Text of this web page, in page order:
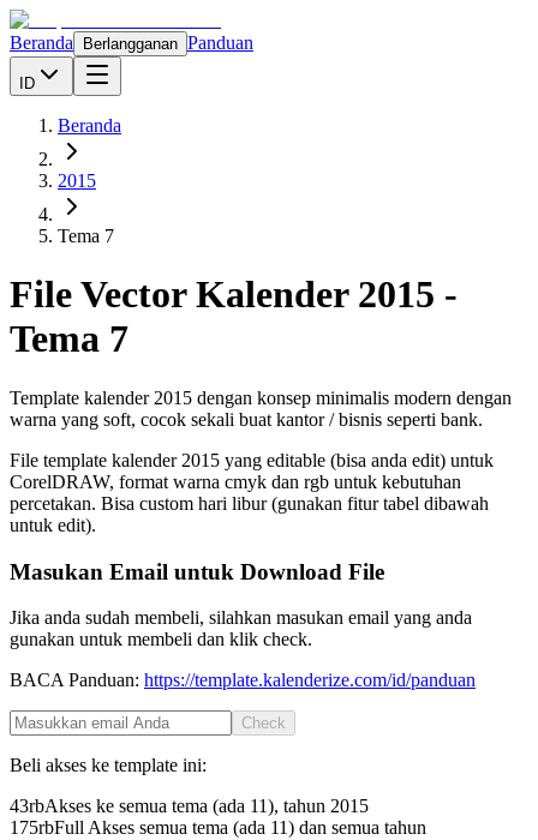
Beranda Berlangganan Panduan
ID
Beranda
2015
Tema 7
File Vector Kalender 2015 -
Tema 7
Template kalender 2015 dengan konsep minimalis modern dengan
warna yang soft, cocok sekali buat kantor / bisnis seperti bank.
File template kalender 2015 yang editable (bisa anda edit) untuk
CorelDRAW, format warna cmyk dan rgb untuk kebutuhan
percetakan. Bisa custom hari libur (gunakan fitur tabel dibawah
untuk edit).
Masukan Email untuk Download File
Jika anda sudah membeli, silahkan masukan email yang anda
gunakan untuk membeli dan klik check.
BACA Panduan: https://template.kalenderize.com/id/panduan
Check
Beli akses ke template ini:
43rbAkses ke semua tema (ada 11), tahun 2015
175rbFull Akses semua tema (ada 11) dan semua tahun